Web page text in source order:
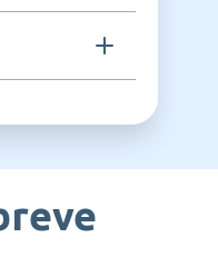
a qualquer
do recém-